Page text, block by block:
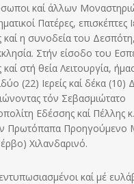
καί άλλων
Πατέρες, επισκέπτες
η συνοδεία του
Στήν είσοδο του
στή θεία Λειτουργία,
(22) Ιερείς καί δέκα (10)
τόν Σεβασμιώτατο
Εδέσσης καί Πέλλης
Πρωτόπαπα
Χιλανδαρινό.
καί μέ